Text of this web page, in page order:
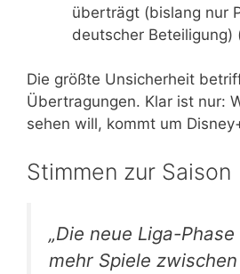
überträgt (bislang nur
deutscher Beteiligung)
Die größte Unsicherheit
Übertragungen. Klar ist nur:
sehen will, kommt um
Stimmen zur Saison
„Die neue Liga-
mehr Spiele